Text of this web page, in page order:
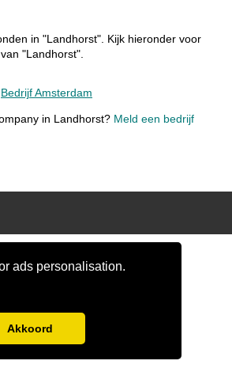
ads personalisation.
Akkoord
in "Landhorst". Kijk hieronder voor
"Landhorst".
Bedrijf Amsterdam
in Landhorst? Meld een bedrijf